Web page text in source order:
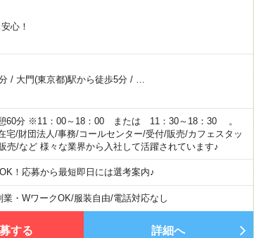
心！
/ 大門(東京都)駅から徒歩5分/
60分 ※11：00～18：00 または 11：30～18：30 。
宅/財団法人/事務/コールセンター/受付/販売/カフェスタッ
売/など 様々な業界から入社して活躍されています♪
！応募から最短即日には選考案内♪
業・WワークOK/服装自由/電話対応なし
する 詳細へ